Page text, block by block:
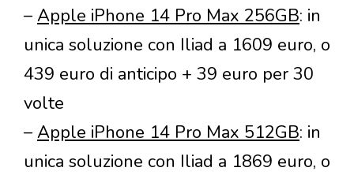
– Apple iPhone 14 Pro Max 256GB: in
unica soluzione con Iliad a 1609 euro, o
439 euro di anticipo + 39 euro per 30
volte
– Apple iPhone 14 Pro Max 512GB: in
unica soluzione con Iliad a 1869 euro, o